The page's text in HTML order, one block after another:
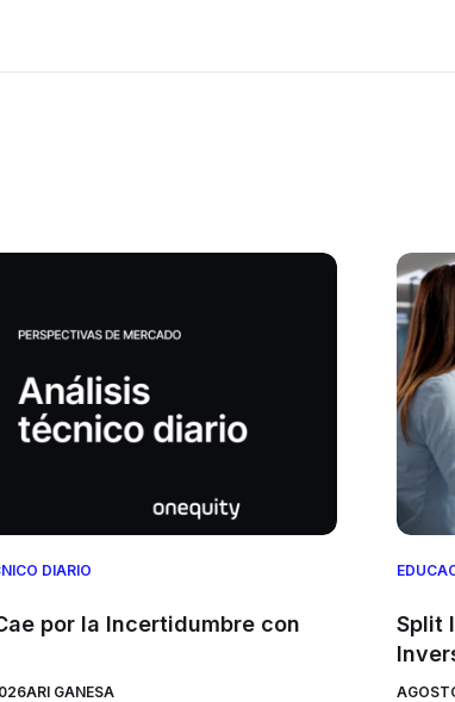
DIARIO
por la Incertidumbre con
ARI GANESA
Split